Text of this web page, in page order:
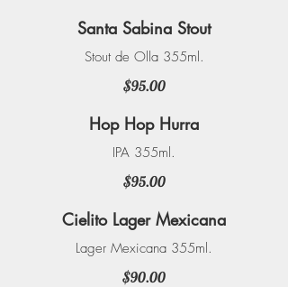
Santa Sabina Stout
Stout de Olla 355ml.
$95.00
Hop Hop Hurra
IPA 355ml.
$95.00
Cielito Lager Mexicana
Lager Mexicana 355ml.
$90.00